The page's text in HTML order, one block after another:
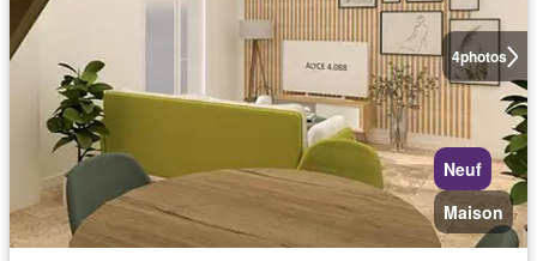
4photos
Neuf
Maison